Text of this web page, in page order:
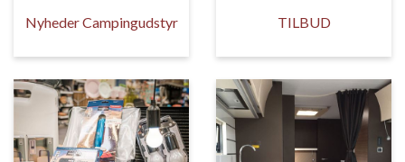
Nyheder Campingudstyr TILBUD